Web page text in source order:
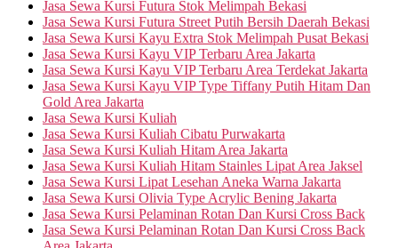
Jasa Sewa Kursi Futura Stok Melimpah Bekasi
Jasa Sewa Kursi Futura Street Putih Bersih Daerah Bekasi
Jasa Sewa Kursi Kayu Extra Stok Melimpah Pusat Bekasi
Jasa Sewa Kursi Kayu VIP Terbaru Area Jakarta
Jasa Sewa Kursi Kayu VIP Terbaru Area Terdekat Jakarta
Jasa Sewa Kursi Kayu VIP Type Tiffany Putih Hitam Dan
Gold Area Jakarta
Jasa Sewa Kursi Kuliah
Jasa Sewa Kursi Kuliah Cibatu Purwakarta
Jasa Sewa Kursi Kuliah Hitam Area Jakarta
Jasa Sewa Kursi Kuliah Hitam Stainles Lipat Area Jaksel
Jasa Sewa Kursi Lipat Lesehan Aneka Warna Jakarta
Jasa Sewa Kursi Olivia Type Acrylic Bening Jakarta
Jasa Sewa Kursi Pelaminan Rotan Dan Kursi Cross Back
Jasa Sewa Kursi Pelaminan Rotan Dan Kursi Cross Back